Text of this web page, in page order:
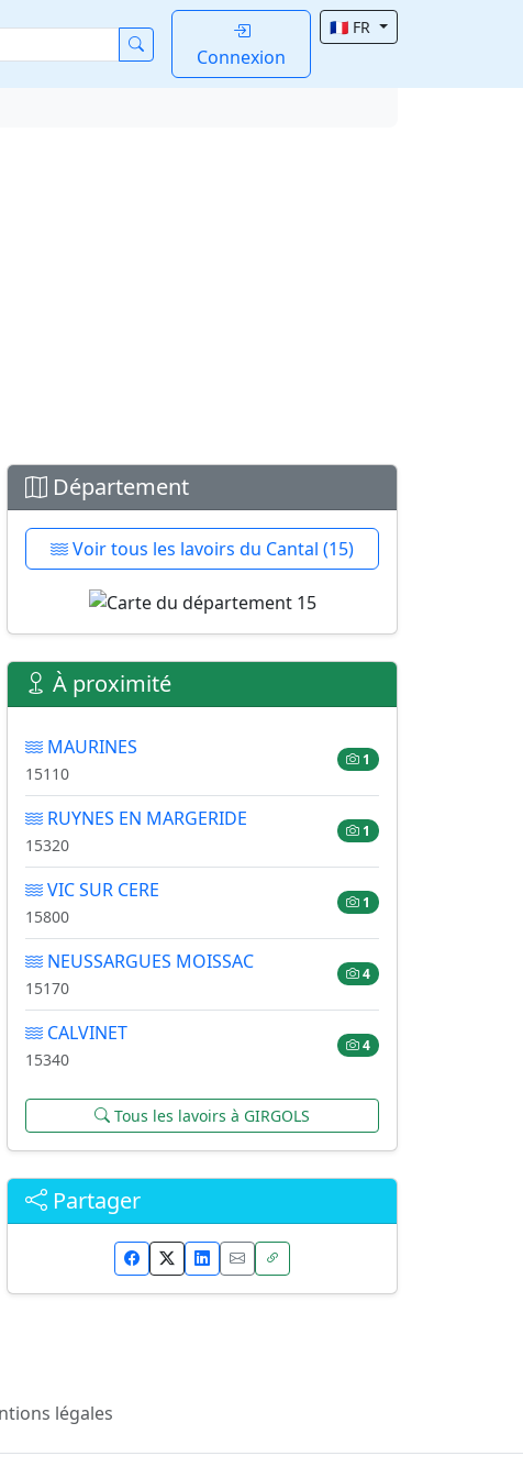
Connexion
🇫🇷 FR
Département
Voir tous les lavoirs du Cantal (15)
À proximité
MAURINES
15110
1
RUYNES EN MARGERIDE
15320
1
VIC SUR CERE
15800
1
NEUSSARGUES MOISSAC
15170
4
CALVINET
15340
4
Tous les lavoirs à GIRGOLS
Partager
légales